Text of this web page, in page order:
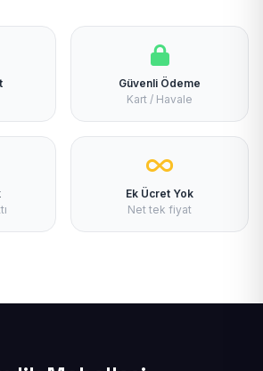
Güvenli Ödeme
Kart / Havale
Ek Ücret Yok
Net tek fiyat